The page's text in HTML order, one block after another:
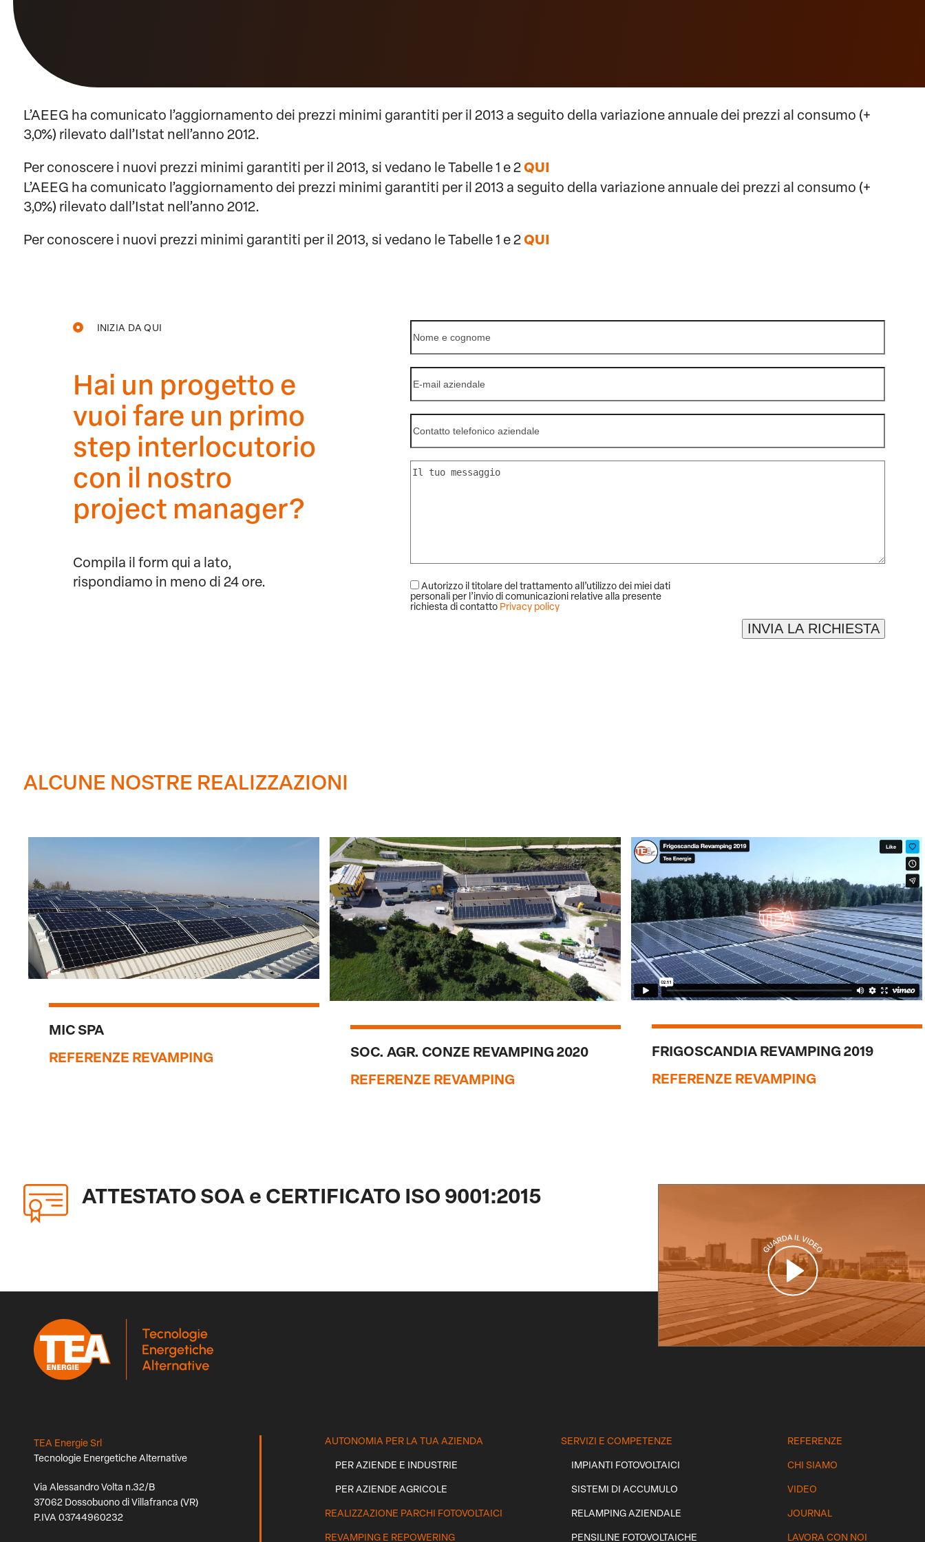
L’AEEG ha comunicato l’aggiornamento dei prezzi minimi garantiti per il 2013 a seguito della variazione annuale dei prezzi al consumo (+
3,0%) rilevato dall’Istat nell’anno 2012.
Per conoscere i nuovi prezzi minimi garantiti per il 2013, si vedano le Tabelle 1 e 2QUI
L’AEEG ha comunicato l’aggiornamento dei prezzi minimi garantiti per il 2013 a seguito della variazione annuale dei prezzi al consumo (+
3,0%) rilevato dall’Istat nell’anno 2012.
Per conoscere i nuovi prezzi minimi garantiti per il 2013, si vedano le Tabelle 1 e 2QUI
INIZIA DA QUI
Hai un progetto e
vuoi fare un primo
step interlocutorio
con il nostro
project manager?
Compila il form qui a lato,
rispondiamo in meno di 24 ore.
Autorizzo il titolare del trattamento all’utilizzo dei miei dati
personali per l’invio di comunicazioni relative alla presente
richiesta di contatto Privacy policy
ALCUNE NOSTRE REALIZZAZIONI
MIC SPA
REFERENZE REVAMPING
SOC. AGR. CONZE REVAMPING 2020
REFERENZE REVAMPING
FRIGOSCANDIA REVAMPING 2019
REFERENZE REVAMPING
ATTESTATO SOA e CERTIFICATO ISO 9001:2015
TEA Energie Srl
Tecnologie Energetiche Alternative
Via Alessandro Volta n.32/B
37062 Dossobuono di Villafranca (VR)
P.IVA 03744960232
AUTONOMIA PER LA TUA AZIENDA
PER AZIENDE E INDUSTRIE
PER AZIENDE AGRICOLE
REALIZZAZIONE PARCHI FOTOVOLTAICI
REVAMPING E REPOWERING
SERVIZI E COMPETENZE
IMPIANTI FOTOVOLTAICI
SISTEMI DI ACCUMULO
RELAMPING AZIENDALE
PENSILINE FOTOVOLTAICHE
REFERENZE
CHI SIAMO
VIDEO
JOURNAL
LAVORA CON NOI